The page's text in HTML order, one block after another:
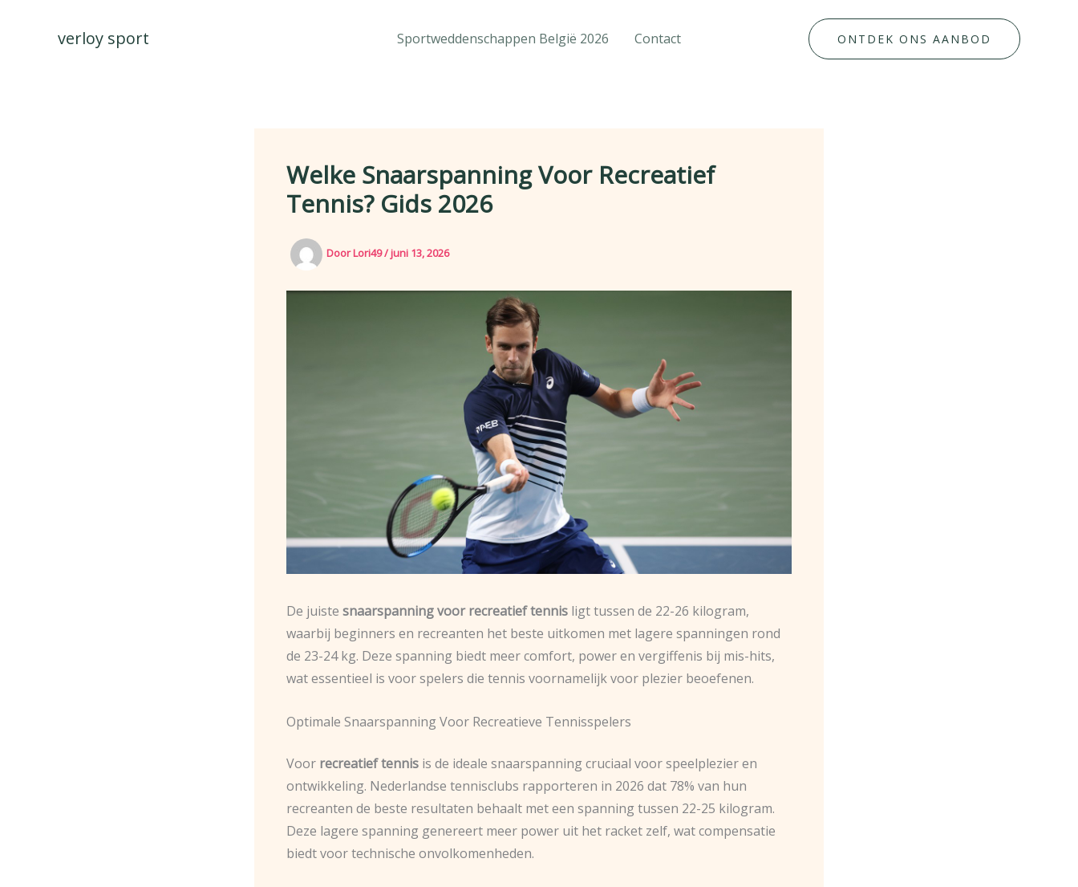
verloy sport Sportweddenschappen België 2026 Contact ONTDEK ONS AANBOD
Welke Snaarspanning Voor Recreatief
Tennis? Gids 2026
DoorLori49/juni 13, 2026
De juiste snaarspanning voor recreatief tennis ligt tussen de 22-26 kilogram,
waarbij beginners en recreanten het beste uitkomen met lagere spanningen rond
de 23-24 kg. Deze spanning biedt meer comfort, power en vergiffenis bij mis-hits,
wat essentieel is voor spelers die tennis voornamelijk voor plezier beoefenen.
Optimale Snaarspanning Voor Recreatieve Tennisspelers
Voor recreatief tennis is de ideale snaarspanning cruciaal voor speelplezier en
ontwikkeling. Nederlandse tennisclubs rapporteren in 2026 dat 78% van hun
recreanten de beste resultaten behaalt met een spanning tussen 22-25 kilogram.
Deze lagere spanning genereert meer power uit het racket zelf, wat compensatie
biedt voor technische onvolkomenheden.